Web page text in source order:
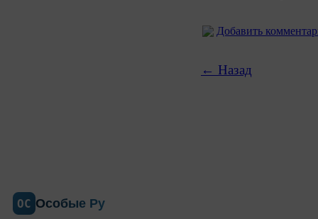
Добавить
← Назад
ОС Особые Ру